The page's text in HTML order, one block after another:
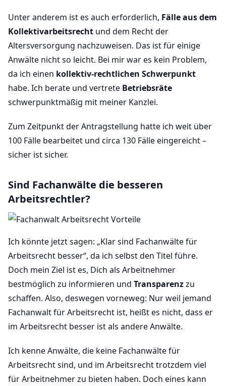
Unter anderem ist es auch erforderlich, Fälle aus dem
Kollektivarbeitsrecht und dem Recht der
Altersversorgung nachzuweisen. Das ist für einige
Anwälte nicht so leicht. Bei mir war es kein Problem,
da ich einen kollektiv-rechtlichen Schwerpunkt
habe. Ich berate und vertrete Betriebsräte
schwerpunktmäßig mit meiner Kanzlei.
Zum Zeitpunkt der Antragstellung hatte ich weit über
100 Fälle bearbeitet und circa 130 Fälle eingereicht –
sicher ist sicher.
Sind Fachanwälte die besseren
Arbeitsrechtler?
Ich könnte jetzt sagen: „Klar sind Fachanwälte für
Arbeitsrecht besser“, da ich selbst den Titel führe.
Doch mein Ziel ist es, Dich als Arbeitnehmer
bestmöglich zu informieren und Transparenzzu
schaffen. Also, deswegen vorneweg: Nur weil jemand
Fachanwalt für Arbeitsrecht ist, heißt es nicht, dass er
im Arbeitsrecht besser ist als andere Anwälte.
Ich kenne Anwälte, die keine Fachanwälte für
Arbeitsrecht sind, und im Arbeitsrecht trotzdem viel
für Arbeitnehmer zu bieten haben. Doch eines kann